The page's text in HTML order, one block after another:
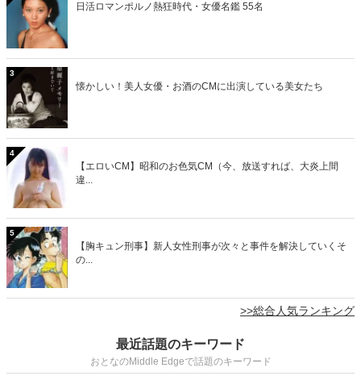
日活ロマンポルノ熱狂時代・女優名鑑 55名
3
懐かしい！美人女優・お酒のCMに出演している美女たち
4
【エロいCM】昭和のお色気CM（今、放送すれば、大炎上間
違...
5
【胸キュン刑事】新人女性刑事が次々と事件を解決していくそ
の...
>>総合人気ランキング
最近話題のキーワード
おとなのMiddle Edgeで話題のキーワード